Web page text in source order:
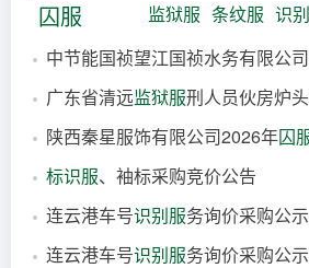
囚服 监狱服 条纹服 识
广东省清远监狱服刑人员伙房炉头整体更
陕西秦星服饰有限公司2026年囚
标识服、袖标采购竞价公告
连云港车号识别服务询价采购公示
连云港车号识别服务询价采购公示